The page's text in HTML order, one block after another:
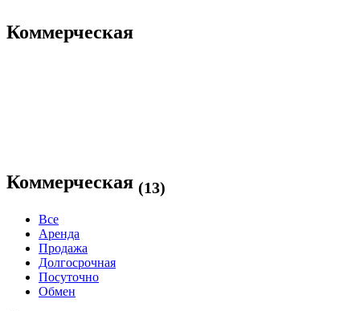
Коммерческая
Коммерческая (13)
Все
Аренда
Продажа
Долгосрочная
Посуточно
Обмен